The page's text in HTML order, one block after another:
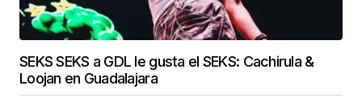
SEKS SEKS a GDL le gusta el SEKS: Cachirula &
Loojan en Guadalajara